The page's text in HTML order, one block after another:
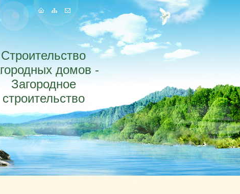
Строительство
домов -
Загородное
строительство